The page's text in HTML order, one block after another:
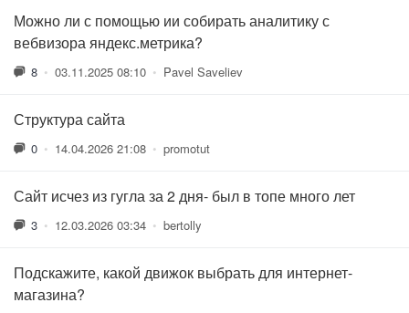
Можно ли с помощью ии собирать аналитику с
вебвизора яндекс.метрика?
8 • 03.11.2025 08:10 • Pavel Saveliev
Структура сайта
0 • 14.04.2026 21:08 • promotut
Сайт исчез из гугла за 2 дня- был в топе много лет
3 • 12.03.2026 03:34 • bertolly
Подскажите, какой движок выбрать для интернет-
магазина?